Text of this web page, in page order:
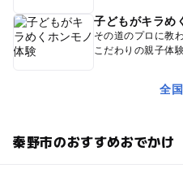
子どもがキラめ
その道のプロに教
こだわりの親子体
全
秦野市のおすすめおでかけ